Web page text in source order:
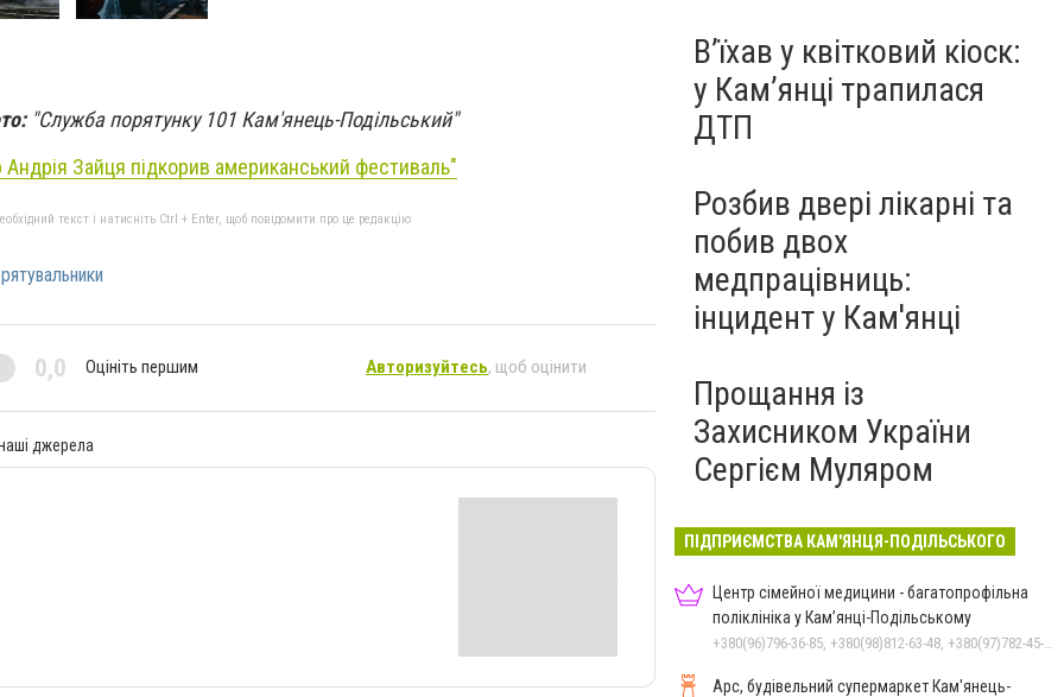
"Служба порятунку 101 Кам'янець-Подільський"
Зайця підкорив американський фестиваль"
текст і натисніть Ctrl + Enter, щоб повідомити про це редакцію
0,0 Оцініть першим Авторизуйтесь, щоб оцінити
джерела
Вʼїхав у квітковий кіоск:
у Камʼянці трапилася
ДТП
Розбив двері лікарні та
побив двох
медпрацівниць:
інцидент у Кам'янці
Прощання із
Захисником України
Сергієм Муляром
ПІДПРИЄМСТВА КАМ'ЯНЦЯ-ПОДІЛЬСЬКОГО
Центр сімейної медицини - багатопрофільна
поліклініка у Кам’янці-Подільському
+380(96)796-36-85, +380(98)812-63-48, +380(97)782-45-70
Арс, будівельний супермаркет Кам'янець-